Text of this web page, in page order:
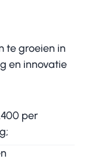
te groeien in
en innovatie
per